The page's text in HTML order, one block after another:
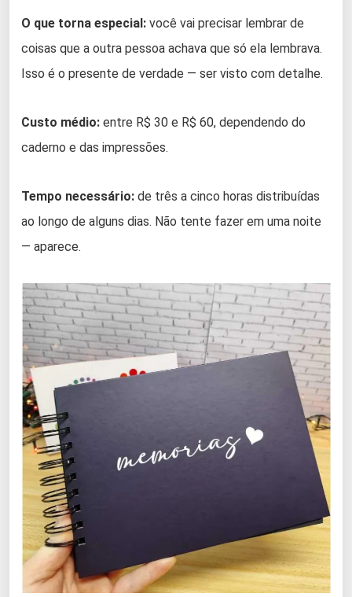
O que torna especial: você vai precisar lembrar de
coisas que a outra pessoa achava que só ela lembrava.
Isso é o presente de verdade — ser visto com detalhe.
Custo médio: entre R$ 30 e R$ 60, dependendo do
caderno e das impressões.
Tempo necessário: de três a cinco horas distribuídas
ao longo de alguns dias. Não tente fazer em uma noite
— aparece.